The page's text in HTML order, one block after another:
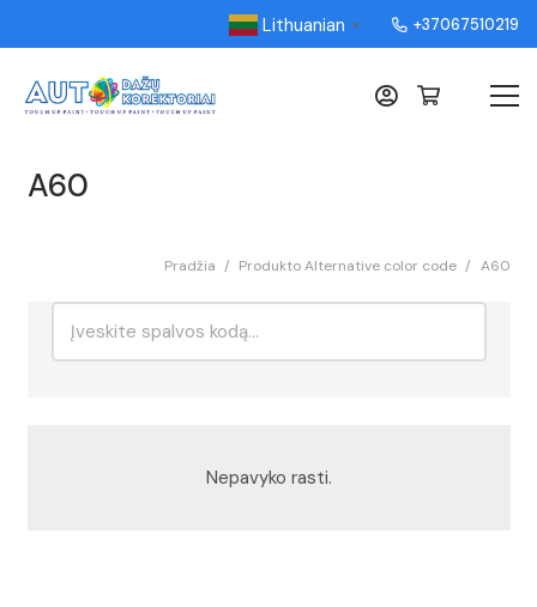
Lithuanian ▼ +37067510219
A60
Pradžia / Produkto Alternative color code / A60
Nepavyko rasti.